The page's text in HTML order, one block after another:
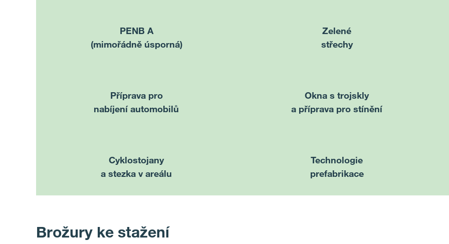
PENB A
(mimořádně úsporná)
Příprava pro
nabíjení automobilů
Cyklostojany
a stezka v areálu
Zelené
střechy
Okna s trojskly
a příprava pro stínění
Technologie
prefabrikace
Brožury ke stažení